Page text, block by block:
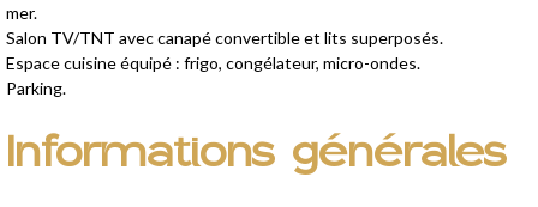
mer.
Salon TV/TNT avec canapé convertible et lits superposés.
Espace cuisine équipé : frigo, congélateur, micro-ondes.
Parking.
Informations générales